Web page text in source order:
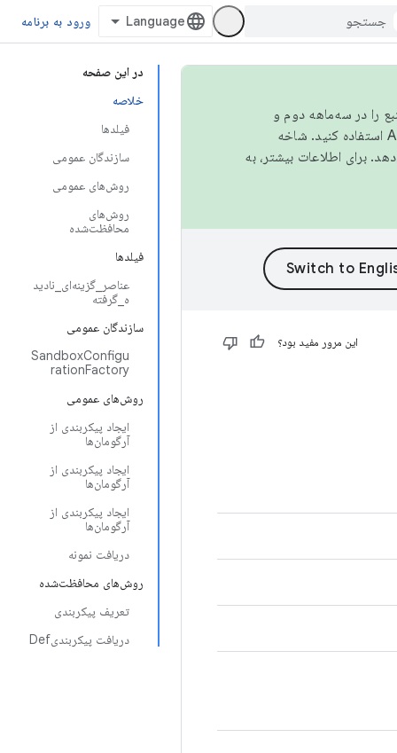
ورود به برنامه
در این صفحه
خلاصه
فیلدها
سازندگان عمومی
روش‌های عمومی
روش‌های
محافظت‌شده
فیلدها
عناصر_گزینه‌ای_نادید
ه_گرفته
سازندگان عمومی
SandboxConfigu
rationFactory
روش‌های عمومی
ایجاد پیکربندی از
آرگومان‌ها
ایجاد پیکربندی از
آرگومان‌ها
ایجاد پیکربندی از
آرگومان‌ها
دریافت نمونه
روش‌های محافظت‌شده
تعریف پیکربندی
دریافت پیکربندیDef
را در سه‌ماهه دوم و
استفاده کنید. شاخه
این مرور مفید بود؟